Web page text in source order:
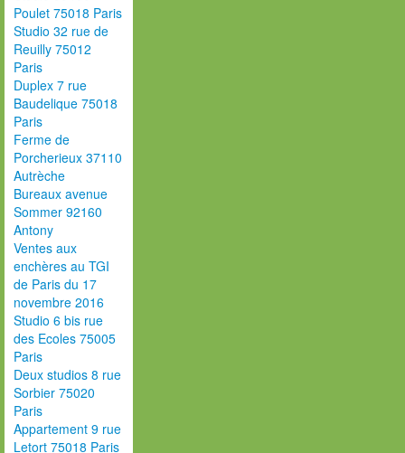
Poulet 75018 Paris
Studio 32 rue de
Reuilly 75012
Paris
Duplex 7 rue
Baudelique 75018
Paris
Ferme de
Porcherieux 37110
Autrèche
Bureaux avenue
Sommer 92160
Antony
Ventes aux
enchères au TGI
de Paris du 17
novembre 2016
Studio 6 bis rue
des Ecoles 75005
Paris
Deux studios 8 rue
Sorbier 75020
Paris
Appartement 9 rue
Letort 75018 Paris